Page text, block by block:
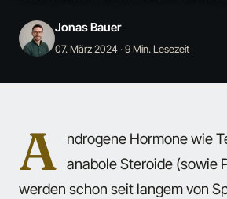
Jonas Bauer
07. März 2024· 9 Min. Lesezeit
A
ndrogene Hormone wie
anabole Steroide (sowie
werden schon seit langem von